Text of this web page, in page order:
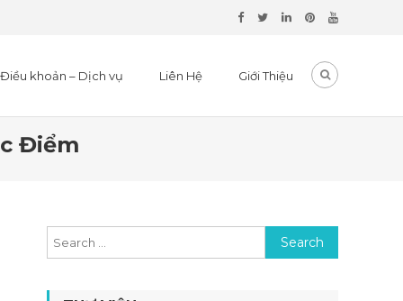
Điều khoản – Dịch vụ Liên Hệ Giới Thiệu
Điểm
Search for: